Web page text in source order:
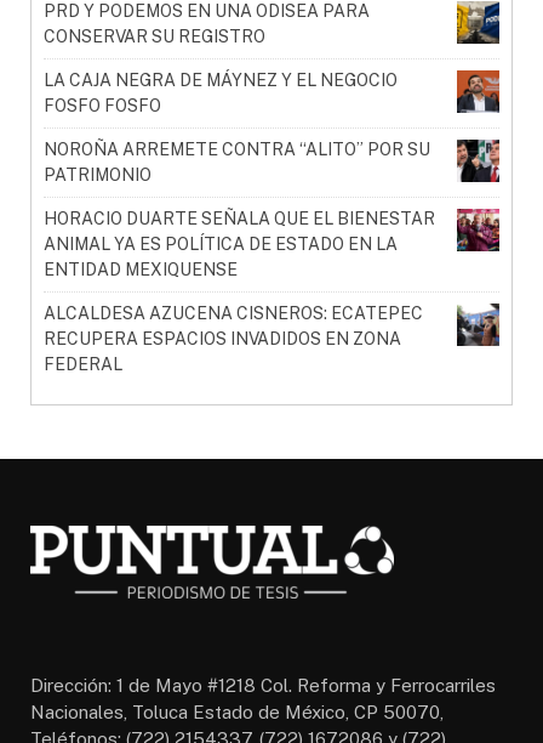
PRD Y PODEMOS EN UNA ODISEA PARA
CONSERVAR SU REGISTRO
LA CAJA NEGRA DE MÁYNEZ Y EL NEGOCIO
FOSFO FOSFO
NOROÑA ARREMETE CONTRA “ALITO” POR SU
PATRIMONIO
HORACIO DUARTE SEÑALA QUE EL BIENESTAR
ANIMAL YA ES POLÍTICA DE ESTADO EN LA
ENTIDAD MEXIQUENSE
ALCALDESA AZUCENA CISNEROS: ECATEPEC
RECUPERA ESPACIOS INVADIDOS EN ZONA
FEDERAL
Dirección: 1 de Mayo #1218 Col. Reforma y Ferrocarriles
Nacionales, Toluca Estado de México, CP 50070,